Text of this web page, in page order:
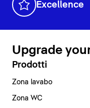
Excellence
Upgrade
Prodotti
Zona lavabo
Zona WC